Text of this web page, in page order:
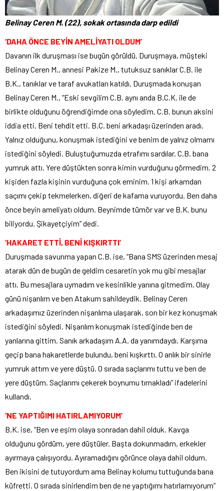
Belinay Ceren M. (22), sokak ortasında darp edildi
‘DAHA ÖNCE BEYİN AMELİYATI OLDUM’
Davanın ilk duruşması ise bugün görüldü. Duruşmaya, müşteki
Belinay Ceren M., annesi Pakize M., tutuksuz sanıklar C.B. ile
B.K., tanıklar ve taraf avukatları katıldı. Duruşmada konuşan
Belinay Ceren M., “Eski sevgilim C.B. aynı anda B.C.K. ile de
birlikte olduğunu öğrendiğimde ona söyledim. C.B. bunun aksini
iddia etti. Beni tehdit etti. B.C. beni arkadaşı üzerinden aradı.
Yalnız olduğunu, konuşmak istediğini ve benim de yalnız olmamı
istediğini söyledi. Buluştuğumuzda etrafımı sardılar. C.B. bana
yumruk attı. Yere düştükten sonra kimin vurduğunu görmedim. 2
kişiden fazla kişinin vurduğuna çok eminim. 1 kişi arkamdan
saçımı çekip tekmelerken, diğeri de kafama vuruyordu. Ben daha
önce beyin ameliyatı oldum. Beynimde tümör var ve B.K. bunu
biliyordu. Şikayetçiyim” dedi.
‘HAKARET ETTİ, BENİ KIŞKIRTTI’
Duruşmada savunma yapan C.B. ise, “Bana SMS üzerinden mesaj
atarak dün de bugün de geldim cesaretin yok mu gibi mesajlar
attı. Bu mesajlara uymadım ve kesinlikle yanına gitmedim. Olay
günü nişanlım ve ben Atakum sahildeydik. Belinay Ceren
arkadaşımız üzerinden nişanlıma ulaşarak, son bir kez konuşmak
istediğini söyledi. Nişanlım konuşmak istediğinde ben de
yanlarına gittim. Sanık arkadaşım A.A. da yanımdaydı. Karşıma
geçip bana hakaretlerde bulundu, beni kışkırttı. O anlık bir sinirle
yumruk attım ve yere düştü. O sırada saçlarımı tuttu ve ben de
yere düştüm. Saçlarımı çekerek boynumu tırnakladı” ifadelerini
kullandı.
‘NE YAPTIĞIMI HATIRLAMIYORUM’
B.K. ise, “Ben ve eşim olaya sonradan dahil olduk. Kavga
olduğunu gördüm, yere düştüler. Başta dokunmadım, erkekler
ayırmaya çalışıyordu. Ayıramadığını görünce olaya dahil oldum.
Ben ikisini de tutuyordum ama Belinay kolumu tuttuğunda bana
küfretti. O sırada sinirlendim ben de ne yaptığımı hatırlamıyorum”